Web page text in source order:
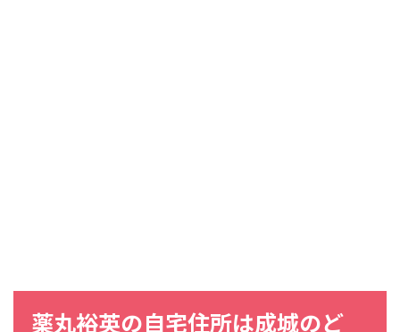
薬丸裕英の自宅住所は成城のど